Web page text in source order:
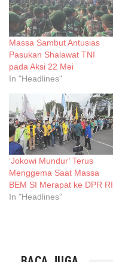
Massa Sambut Antusias
Pasukan Shalawat TNI
pada Aksi 22 Mei
In "Headlines"
‘Jokowi Mundur’ Terus
Menggema Saat Massa
BEM SI Merapat ke DPR RI
In "Headlines"